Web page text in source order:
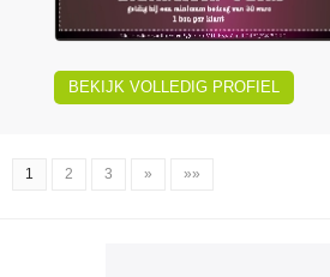
BEKIJK VOLLEDIG PROFIEL
1 2 3 » »»